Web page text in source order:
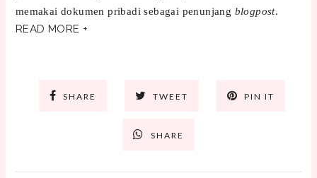
memakai dokumen pribadi sebagai penunjang blogpost.
READ MORE +
SHARE TWEET PIN IT
SHARE